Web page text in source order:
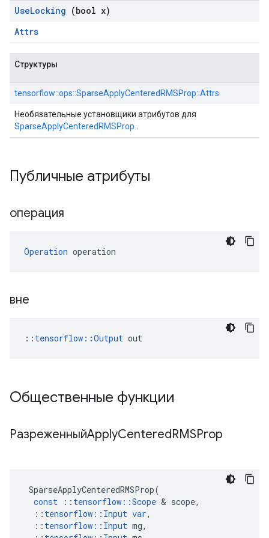
UseLocking (bool x)
Attrs
Структуры
tensorflow::ops::SparseApplyCenteredRMSProp::Attrs
Необязательные установщики атрибутов для
SparseApplyCenteredRMSProp
Публичные атрибуты
операция
Operation operation
вне
:: tensorflow::Output out
Общественные функции
РазреженныйApplyCenteredRMSProp
SparseApplyCenteredRMSProp(
const
:: tensorflow ::Scope & scope,
:: tensorflow :: Input var,
:: tensorflow :: Input mg,